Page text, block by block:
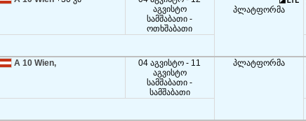
აგვისტო
სამშაბათი -
ოთხშაბათი
პლატფორმა
A 10 Wien,
04 აგვისტო - 11
აგვისტო
სამშაბათი -
სამშაბათი
პლატფორმა